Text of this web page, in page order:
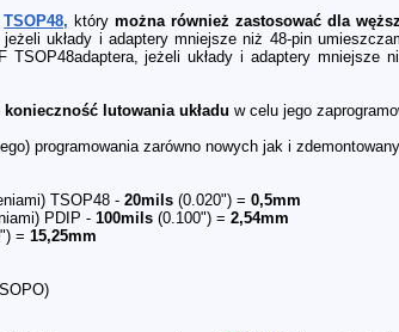
TSOP48, którymożna również zastosować dla
układy i adaptery mniejsze niż 48-pin
jeżeli układy i adaptery mniejsze
lutowania układu w celu jego
programowania zarówno nowych jak i
TSOP48 - 20mils (0.020") = 0,5mm
PDIP - 100mils (0.100") = 2,54mm
= 15,25mm